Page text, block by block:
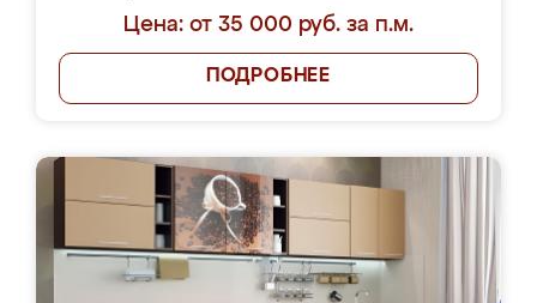
Цена: от 35 000 руб. за п.м.
ПОДРОБНЕЕ